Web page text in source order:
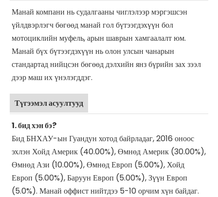
Манай компани нь судалгааны чиглэлээр мэргэшсэн
үйлдвэрлэгч бөгөөд манай гол бүтээгдэхүүн бол
мотоциклийн муфель, арын шаврын хамгаалалт юм.
Манай бүх бүтээгдэхүүн нь олон улсын чанарын
стандартад нийцсэн бөгөөд дэлхийн янз бүрийн зах зээл
дээр маш их үнэлэгддэг.
Түгээмэл асуултууд
1. бид хэн бэ?
Бид БНХАУ-ын Гуандун хотод байрладаг, 2016 оноос
эхлэн Хойд Америк (40.00%), Өмнөд Америк (30.00%),
Өмнөд Ази (10.00%), Өмнөд Европ (5.00%), Хойд
Европ (5.00%), Баруун Европ (5.00%), Зүүн Европ
(5.0%). Манай оффист нийтдээ 5-10 орчим хүн байдаг.